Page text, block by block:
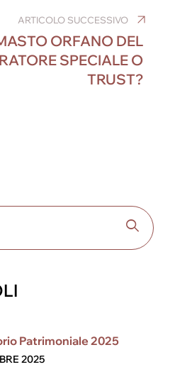
er p
ARTICOLO SUCCESSIVO
ORFANO DEL
SPECIALE O
TRUST?
Patrimoniale 2025
2025